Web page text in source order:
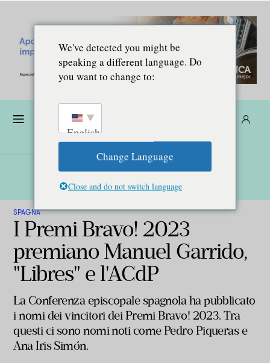
SPAGNA
I Premi Bravo! 2023
premiano Manuel Garrido,
"Libres" e l'ACdP
La Conferenza episcopale spagnola ha pubblicato
i nomi dei vincitori dei Premi Bravo! 2023. Tra
questi ci sono nomi noti come Pedro Piqueras e
Ana Iris Simón.
We've detected you might be
speaking a different language. Do
you want to change to:
English
Change Language
Close and do not switch language